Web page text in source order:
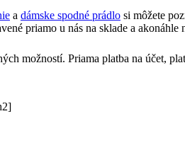
a dámske spodné prádlo si môžete
priamo u nás na sklade a
možností. Priama platba na účet,